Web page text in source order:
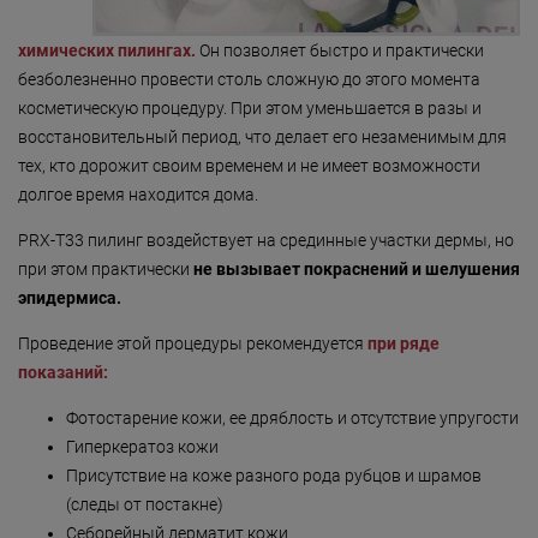
химических пилингах. Он позволяет быстро и практически
безболезненно провести столь сложную до этого момента
косметическую процедуру. При этом уменьшается в разы и
восстановительный период, что делает его незаменимым для
тех, кто дорожит своим временем и не имеет возможности
долгое время находится дома.
PRX-T33 пилинг воздействует на срединные участки дермы, но
при этом практически не вызывает покраснений и шелушения
эпидермиса.
Проведение этой процедуры рекомендуется при ряде
показаний:
Фотостарение кожи, ее дряблость и отсутствие упругости
Гиперкератоз кожи
Присутствие на коже разного рода рубцов и шрамов
(следы от постакне)
Себорейный дерматит кожи
«Леди Совершенство»
«Коруги»
«Секрет Красоты»
«Гармония»
«Only for Men»
«Mirific»
«Мануальная терапия»
«Остеопатия»
«Здоровая спина»
«Гранатовая